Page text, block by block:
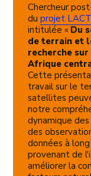
Chercheur
du projet
intitulée « Du
de terrain et
recherche
Afrique
Cette
travail sur le
satellites
notre
dynamique
des
données à
provenant de
améliorer la